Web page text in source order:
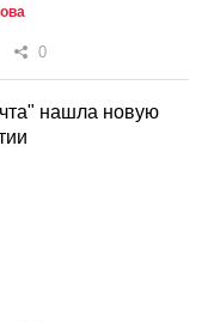
0
нашла новую